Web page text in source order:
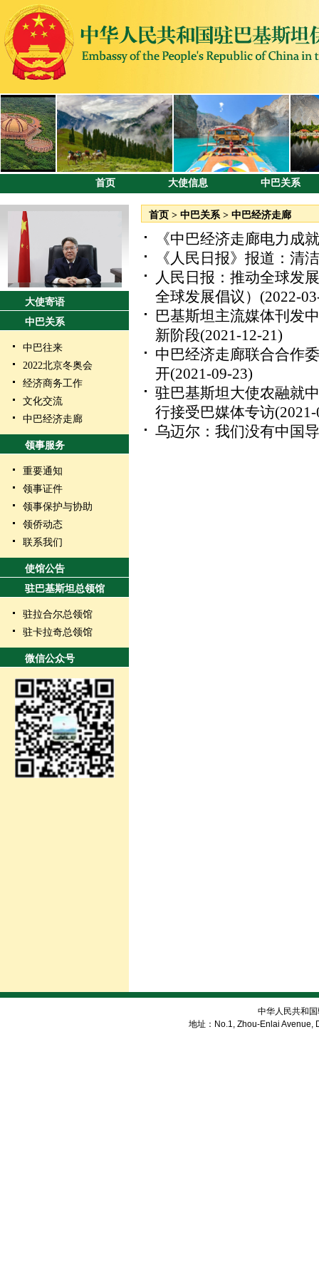
首页 大使信息 中巴关系
大使寄语
中巴关系
中巴往来
2022北京冬奥会
经济商务工作
文化交流
中巴经济走廊
领事服务
重要通知
领事证件
领事保护与协助
领侨动态
联系我们
使馆公告
驻巴基斯坦总领馆
驻拉合尔总领馆
驻卡拉奇总领馆
微信公众号
首页 > 中巴关系> 中巴经济走廊
《中巴经济走廊电力成
《人民日报》报道：清
人民日报：推动全球发
全球发展倡议） (2022-
巴基斯坦主流媒体刊发
新阶段(2021-12-21)
中巴经济走廊联合合作
开(2021-09-23)
驻巴基斯坦大使农融就
行接受巴媒体专访
乌迈尔：我们没有中国
中华人民共和
地址：No.1, Zhou-Enlai Avenue,